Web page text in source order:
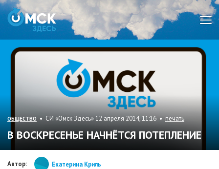
ОБЩЕСТВО • СИ «Омск Здесь» 12 апреля 2014, 11:16 • печать
В ВОСКРЕСЕНЬЕ НАЧНЁТСЯ ПОТЕПЛЕНИЕ
Автор: Екатерина Криль